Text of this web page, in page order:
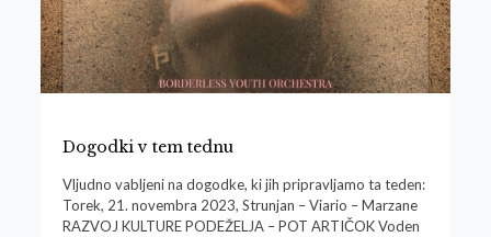
Dogodki v tem tednu
Vljudno vabljeni na dogodke, ki jih pripravljamo ta teden:
Torek, 21. novembra 2023, Strunjan – Viario – Marzane
RAZVOJ KULTURE PODEŽELJA – POT ARTIČOK Voden